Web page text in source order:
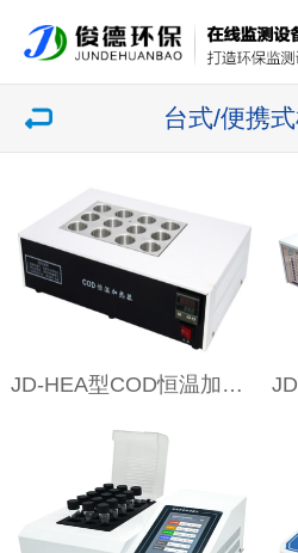
台式/便携
JD-HEA型COD恒温加热器